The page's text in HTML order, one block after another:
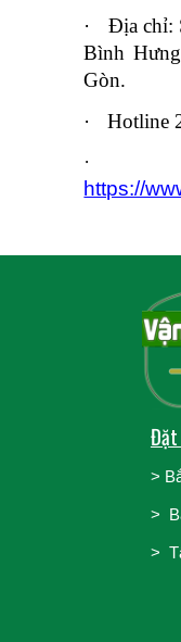
·
Địa chỉ:
Bình
Gòn.
·
Hotline
·
https://
Đặt
>
>
>